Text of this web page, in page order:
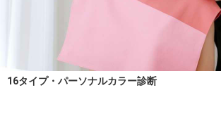
16タイプ・パーソナルカラー診断